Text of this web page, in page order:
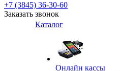
+7 (3845) 36-30-60
Заказать звонок
Каталог
Онлайн кассы